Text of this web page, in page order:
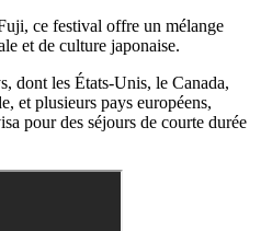
ce festival offre un mélange
et de culture japonaise.
dont les États-Unis, le Canada,
et plusieurs pays européens,
pour des séjours de courte durée